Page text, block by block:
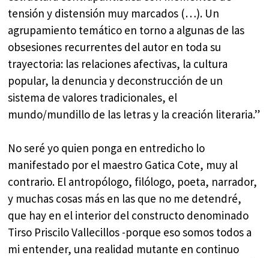
tensión y distensión muy marcados (…). Un
agrupamiento temático en torno a algunas de las
obsesiones recurrentes del autor en toda su
trayectoria: las relaciones afectivas, la cultura
popular, la denuncia y deconstrucción de un
sistema de valores tradicionales, el
mundo/mundillo de las letras y la creación literaria.”
No seré yo quien ponga en entredicho lo
manifestado por el maestro Gatica Cote, muy al
contrario. El antropólogo, filólogo, poeta, narrador,
y muchas cosas más en las que no me detendré,
que hay en el interior del constructo denominado
Tirso Priscilo Vallecillos -porque eso somos todos a
mi entender, una realidad mutante en continuo